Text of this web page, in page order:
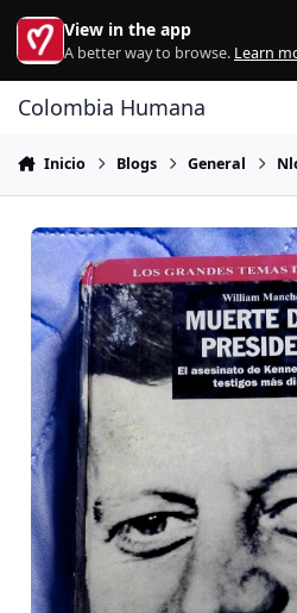
Ir al contenido
View in the app
A better way to browse. Learn
Colombia Humana
Inicio Blogs General